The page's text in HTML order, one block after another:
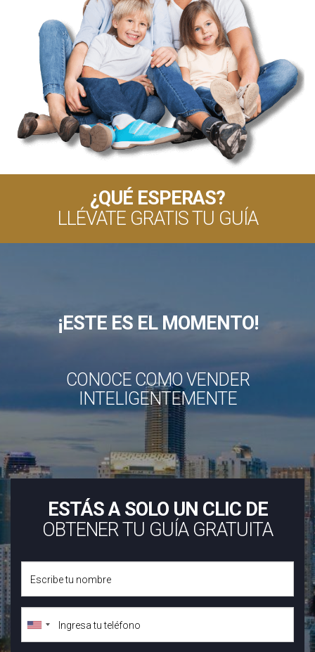
¿QUÉ ESPERAS?
LLÉVATE GRATIS TU GUÍA
¡ESTE ES EL MOMENTO!
CONOCE COMO VENDER
INTELIGENTEMENTE
ESTÁS A SOLO UN CLIC DE
OBTENER TU GUÍA GRATUITA